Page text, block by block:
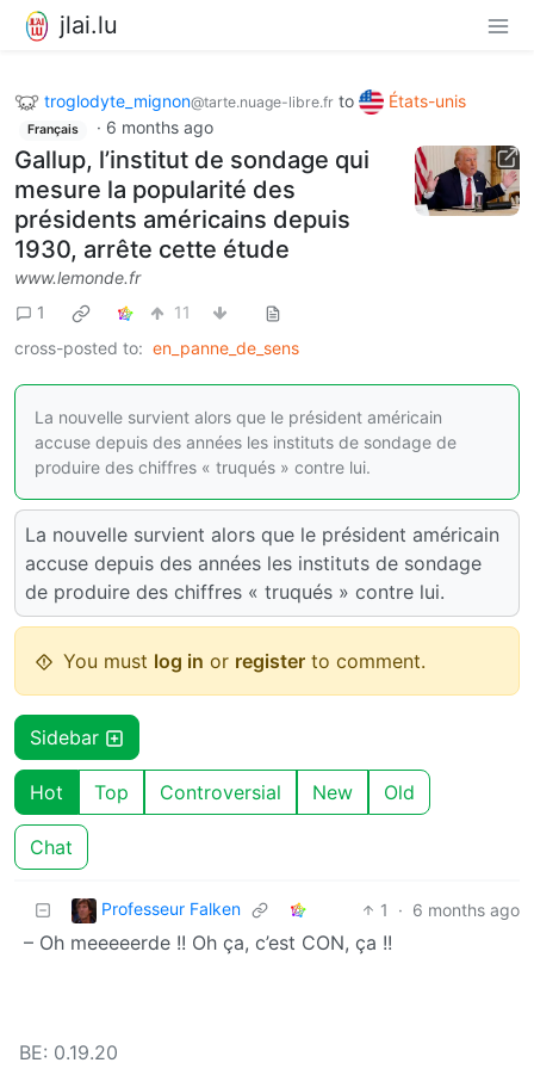
jlai.lu
troglodyte_mignon@tarte.nuage-libre.fr to États-unis
Français · 6 months ago
Gallup, l’institut de sondage qui
mesure la popularité des
présidents américains depuis
1930, arrête cette étude
www.lemonde.fr
1
11
cross-posted to: en_panne_de_sens
La nouvelle survient alors que le président américain
accuse depuis des années les instituts de sondage de
produire des chiffres « truqués » contre lui.
La nouvelle survient alors que le président américain
accuse depuis des années les instituts de sondage
de produire des chiffres « truqués » contre lui.
You must log in or register to comment.
Sidebar
Hot Top Controversial New Old
Chat
Professeur Falken 1 · 6 months ago
– Oh meeeeerde !! Oh ça, c’est CON, ça !!
BE: 0.19.20